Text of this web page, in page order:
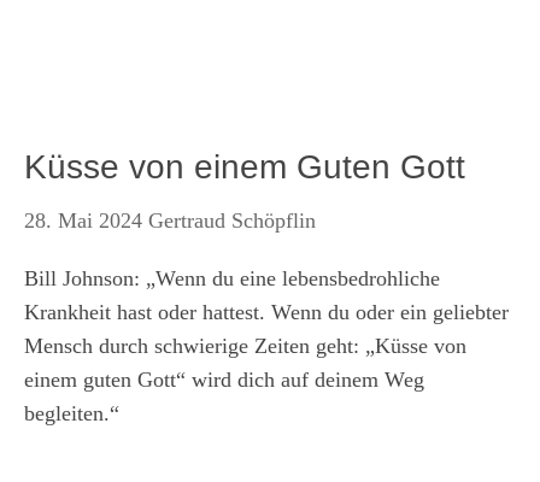
Küsse von einem Guten Gott
28. Mai 2024 Gertraud Schöpflin
Bill Johnson: „Wenn du eine lebensbedrohliche
Krankheit hast oder hattest. Wenn du oder ein geliebter
Mensch durch schwierige Zeiten geht: „Küsse von
einem guten Gott“ wird dich auf deinem Weg
begleiten.“